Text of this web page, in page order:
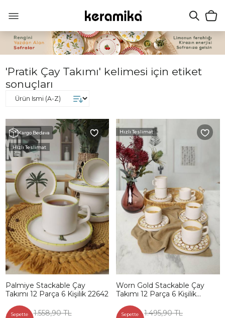
'Pratik Çay Takımı' kelimesi için etiket
sonuçları
Kargo Bedava
Hızlı Teslimat
Palmiye Stackable Çay
Takımı 12 Parça 6 Kişilik 22642
Sepette 1.558,90 TL
Hızlı Teslimat
Worn Gold Stackable Çay
Takımı 12 Parça 6 Kişilik
Sepette 1.495,90 TL